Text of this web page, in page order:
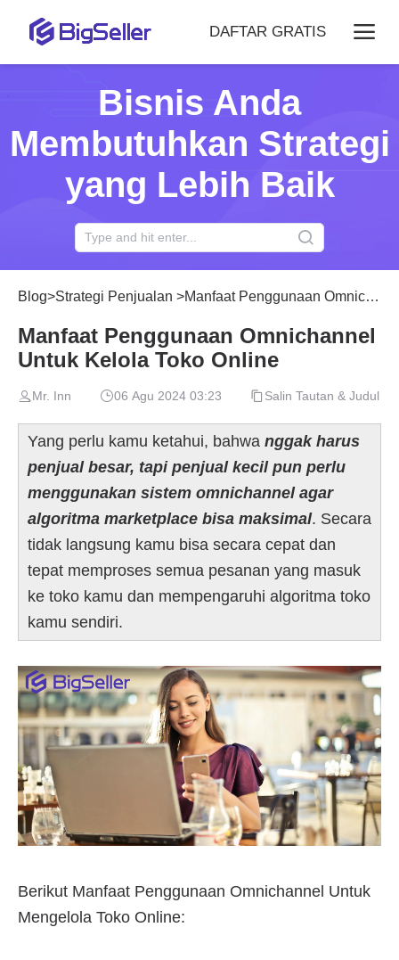
DAFTAR GRATIS
Bisnis Anda
Membutuhkan Strategi
yang Lebih Baik
Blog>Strategi Penjualan >Manfaat Penggunaan Omnichannel Untuk Kelola Toko Online
Manfaat Penggunaan Omnichannel
Untuk Kelola Toko Online
Mr. Inn 06 Agu 2024 03:23 Salin Tautan & Judul